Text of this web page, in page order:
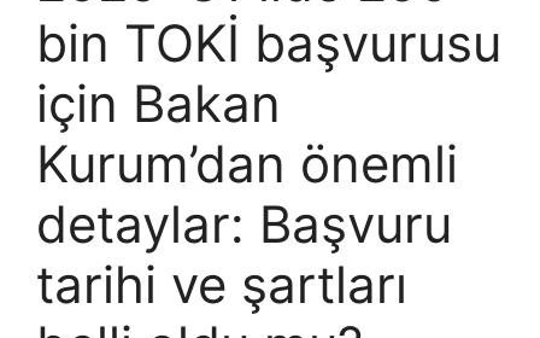
bin TOKİ başvurusu
için Bakan
Kurum’dan önemli
detaylar: Başvuru
tarihi ve şartları